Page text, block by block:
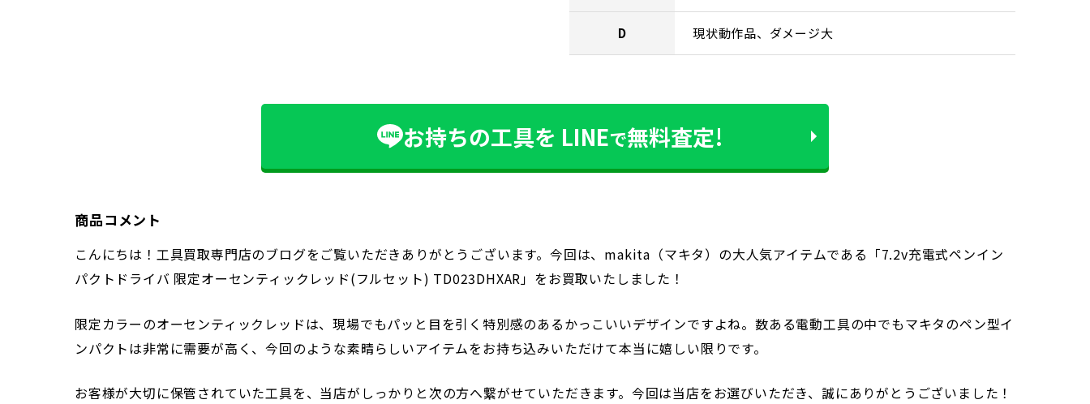
D 現状動作品、ダメージ大
お持ちの工具を LINEで無料査定!
商品コメント
こんにちは！工具買取専門店のブログをご覧いただきありがとうございます。今回は、makita（マキタ）の大人気アイテムである「7.2v充電式ペンイン
パクトドライバ 限定オーセンティックレッド(フルセット) TD023DHXAR」をお買取いたしました！
限定カラーのオーセンティックレッドは、現場でもパッと目を引く特別感のあるかっこいいデザインですよね。数ある電動工具の中でもマキタのペン型イ
ンパクトは非常に需要が高く、今回のような素晴らしいアイテムをお持ち込みいただけて本当に嬉しい限りです。
お客様が大切に保管されていた工具を、当店がしっかりと次の方へ繋がせていただきます。今回は当店をお選びいただき、誠にありがとうございました！